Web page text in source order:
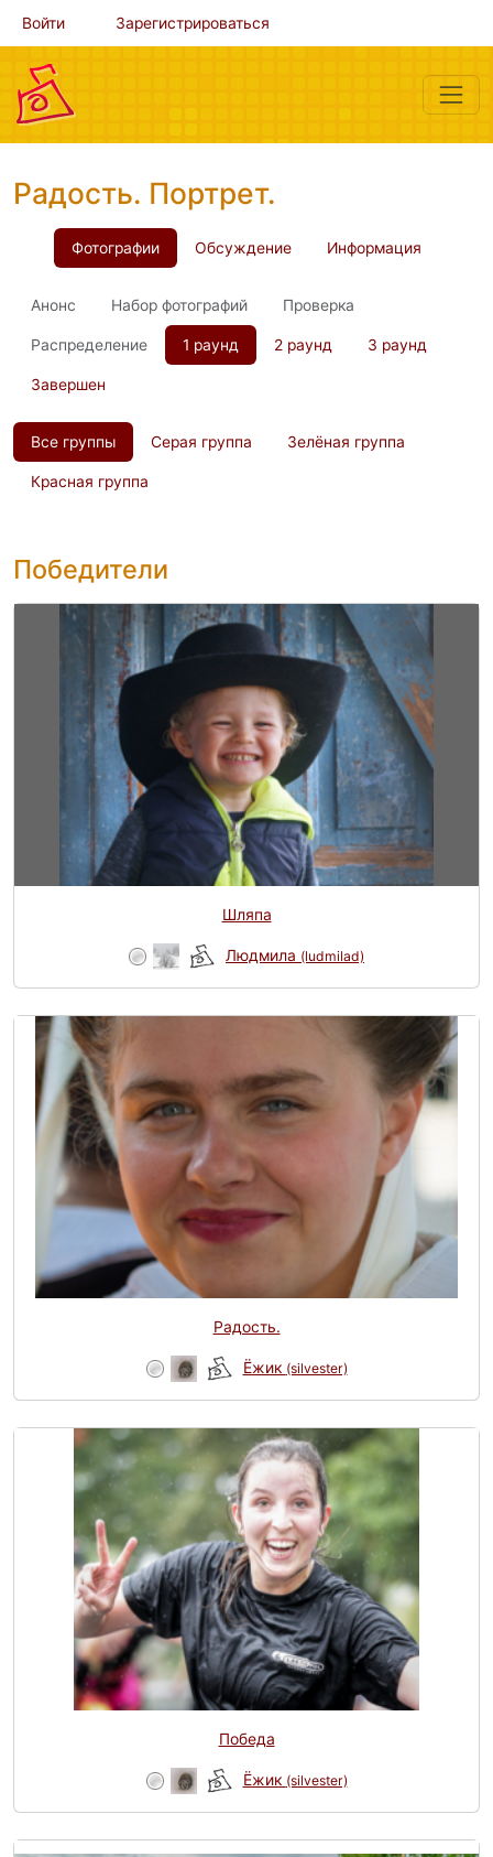
Войти Зарегистрироваться
Радость. Портрет.
Фотографии Обсуждение Информация
Анонс Набор фотографий Проверка
Распределение 1 раунд 2 раунд 3 раунд
Завершен
Все группы Серая группа Зелёная группа
Красная группа
Победители
Шляпа
Людмила (ludmilad)
Радость.
Ёжик (silvester)
Победа
Ёжик (silvester)